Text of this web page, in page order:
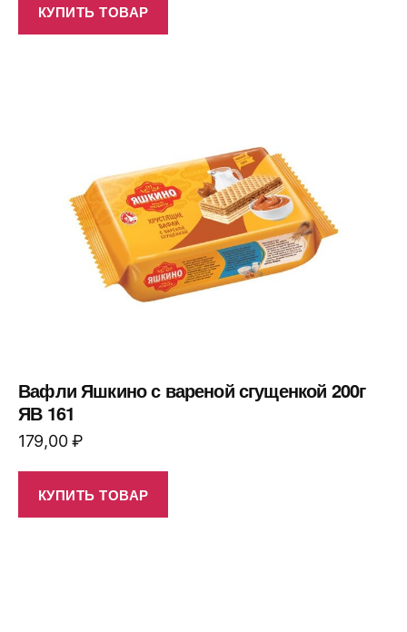
КУПИТЬ ТОВАР
Вафли Яшкино с вареной сгущенкой 200г
ЯВ 161
179,00₽
КУПИТЬ ТОВАР